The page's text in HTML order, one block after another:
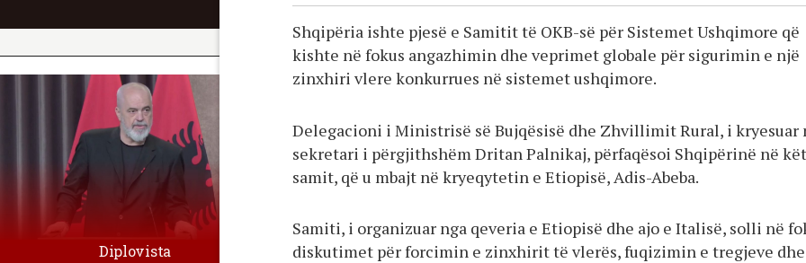
Shqipëria ishte pjesë e Samitit të OKB-së për Sistemet Ushqimore që
kishte në fokus angazhimin dhe veprimet globale për sigurimin e një
zinxhiri vlere konkurrues në sistemet ushqimore.
Delegacioni i Ministrisë së Bujqësisë dhe Zhvillimit Rural, i kryesuar
sekretari i përgjithshëm Dritan Palnikaj, përfaqësoi Shqipërinë në
samit, që u mbajt në kryeqytetin e Etiopisë, Adis-Abeba.
Samiti, i organizuar nga qeveria e Etiopisë dhe ajo e Italisë, solli në
diskutimet për forcimin e zinxhirit të vlerës, fuqizimin e tregjeve dhe
Diplovista